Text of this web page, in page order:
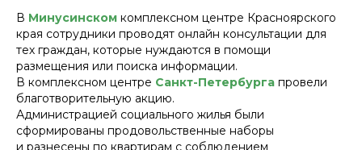
В Минусинском комплексном центре Красноярского
края сотрудники проводят онлайн консультации для
тех граждан, которые нуждаются в помощи
размещения или поиска информации.
В комплексном центре Санкт-Петербурга провели
благотворительную акцию.
Администрацией социального жилья были
сформированы продовольственные наборы
и разнесены по квартирам с соблюдением